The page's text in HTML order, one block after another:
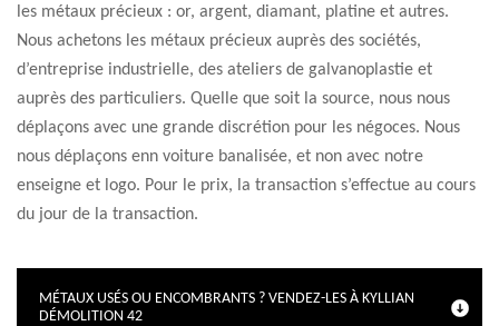
les métaux précieux : or, argent, diamant, platine et autres.
Nous achetons les métaux précieux auprès des sociétés,
d’entreprise industrielle, des ateliers de galvanoplastie et
auprès des particuliers. Quelle que soit la source, nous nous
déplaçons avec une grande discrétion pour les négoces. Nous
nous déplaçons enn voiture banalisée, et non avec notre
enseigne et logo. Pour le prix, la transaction s’effectue au cours
du jour de la transaction.
MÉTAUX USÉS OU ENCOMBRANTS ? VENDEZ-LES À KYLLIAN
DÉMOLITION 42